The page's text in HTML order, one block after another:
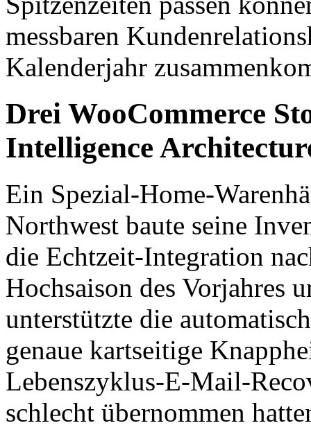
messbaren
Kalenderjahr
Drei WooCommerce
Intelligence
Ein Spezial-Home-
Northwest baute seine
die Echtzeit-Integration
Hochsaison des Vorjahres
unterstützte die
genaue kartseitige
Lebenszyklus-E-Mail-
schlecht übernommen